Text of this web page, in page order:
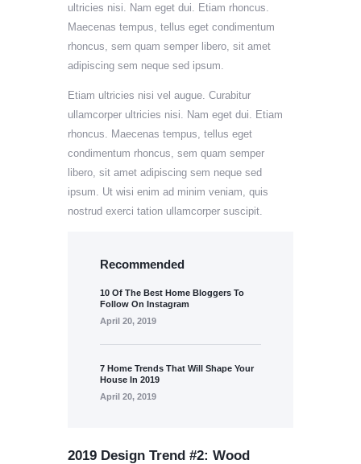
ultricies nisi. Nam eget dui. Etiam rhoncus.
Maecenas tempus, tellus eget condimentum
rhoncus, sem quam semper libero, sit amet
adipiscing sem neque sed ipsum.
Etiam ultricies nisi vel augue. Curabitur
ullamcorper ultricies nisi. Nam eget dui. Etiam
rhoncus. Maecenas tempus, tellus eget
condimentum rhoncus, sem quam semper
libero, sit amet adipiscing sem neque sed
ipsum. Ut wisi enim ad minim veniam, quis
nostrud exerci tation ullamcorper suscipit.
Recommended
10 Of The Best Home Bloggers To
Follow On Instagram
April 20, 2019
7 Home Trends That Will Shape Your
House In 2019
April 20, 2019
2019 Design Trend #2: Wood